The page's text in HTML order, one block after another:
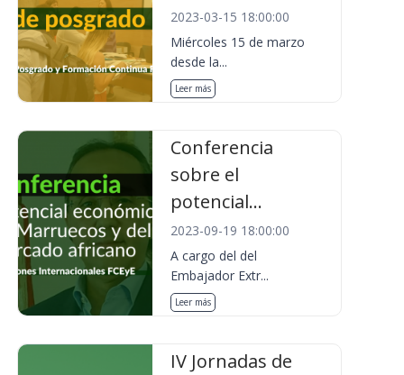
2023-03-15 18:00:00
Miércoles 15 de marzo
desde la...
Leer más
Conferencia
sobre el
potencial...
2023-09-19 18:00:00
A cargo del del
Embajador Extr...
Leer más
IV Jornadas de